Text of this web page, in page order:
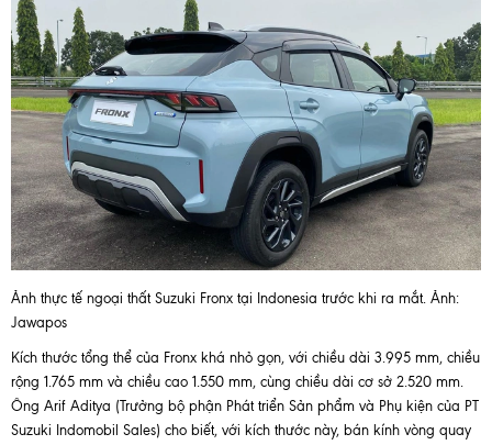
Ảnh thực tế ngoại thất Suzuki Fronx tại Indonesia trước khi ra mắt. Ảnh:
Jawapos
Kích thước tổng thể của Fronx khá nhỏ gọn, với chiều dài 3.995 mm, chiều
rộng 1.765 mm và chiều cao 1.550 mm, cùng chiều dài cơ sở 2.520 mm.
Ông Arif Aditya (Trưởng bộ phận Phát triển Sản phẩm và Phụ kiện của PT
Suzuki Indomobil Sales) cho biết, với kích thước này, bán kính vòng quay